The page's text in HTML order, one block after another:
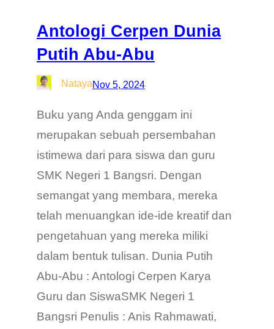
Antologi Cerpen Dunia
Putih Abu-Abu
NatayaNov 5, 2024
Buku yang Anda genggam ini
merupakan sebuah persembahan
istimewa dari para siswa dan guru
SMK Negeri 1 Bangsri. Dengan
semangat yang membara, mereka
telah menuangkan ide-ide kreatif dan
pengetahuan yang mereka miliki
dalam bentuk tulisan. Dunia Putih
Abu-Abu : Antologi Cerpen Karya
Guru dan SiswaSMK Negeri 1
Bangsri Penulis : Anis Rahmawati,